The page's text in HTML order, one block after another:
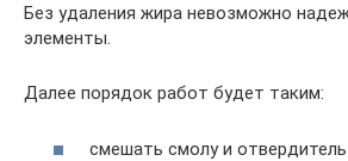
Без удаления жира невозможно
элементы.
Далее порядок работ будет таким:
смешать смолу и